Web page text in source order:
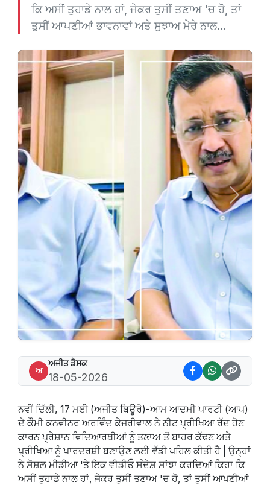
ਕਿ ਅਸੀਂ ਤੁਹਾਡੇ ਨਾਲ ਹਾਂ, ਜੇਕਰ ਤੁਸੀਂ ਤਣਾਅ 'ਚ ਹੋ, ਤਾਂ
ਤੁਸੀਂ ਆਪਣੀਆਂ ਭਾਵਨਾਵਾਂ ਅਤੇ ਸੁਝਾਅ ਮੇਰੇ ਨਾਲ...
Previous Next
ਅ
ਅਜੀਤ ਡੈਸਕ
18-05-2026
ਨਵੀਂ ਦਿੱਲੀ, 17 ਮਈ (ਅਜੀਤ ਬਿਊਰੋ)-ਆਮ ਆਦਮੀ ਪਾਰਟੀ (ਆਪ)
ਦੇ ਕੌਮੀ ਕਨਵੀਨਰ ਅਰਵਿੰਦ ਕੇਜਰੀਵਾਲ ਨੇ ਨੀਟ ਪ੍ਰੀਖਿਆ ਰੱਦ ਹੋਣ
ਕਾਰਨ ਪ੍ਰੇਸ਼ਾਨ ਵਿਦਿਆਰਥੀਆਂ ਨੂੰ ਤਣਾਅ ਤੋਂ ਬਾਹਰ ਕੱਢਣ ਅਤੇ
ਪ੍ਰੀਖਿਆ ਨੂੰ ਪਾਰਦਰਸ਼ੀ ਬਣਾਉਣ ਲਈ ਵੱਡੀ ਪਹਿਲ ਕੀਤੀ ਹੈ | ਉਨ੍ਹਾਂ
ਨੇ ਸੋਸ਼ਲ ਮੀਡੀਆ 'ਤੇ ਇਕ ਵੀਡੀਓ ਸੰਦੇਸ਼ ਸਾਂਝਾ ਕਰਦਿਆਂ ਕਿਹਾ ਕਿ
ਅਸੀਂ ਤੁਹਾਡੇ ਨਾਲ ਹਾਂ, ਜੇਕਰ ਤੁਸੀਂ ਤਣਾਅ 'ਚ ਹੋ, ਤਾਂ ਤੁਸੀਂ ਆਪਣੀਆਂ